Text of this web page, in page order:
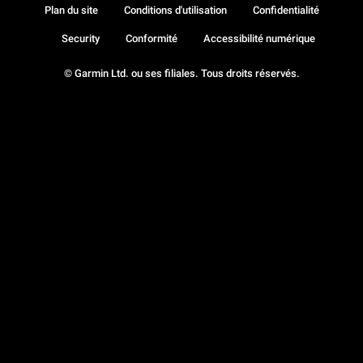
© Garmin Ltd. ou ses filiales. Tous droits réservés.
Plan du site Conditions d'utilisation Confidentialité
Security Conformité Accessibilité numérique